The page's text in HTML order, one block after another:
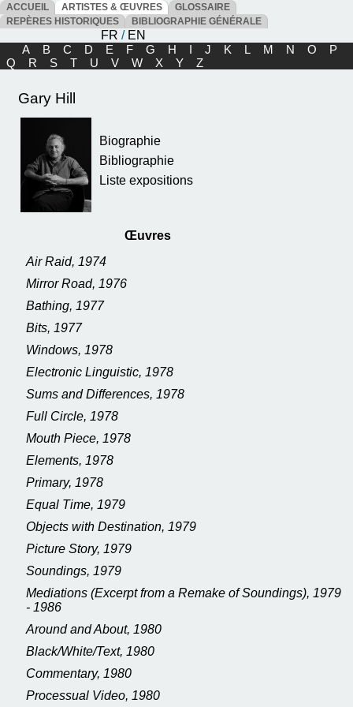
ACCUEIL ARTISTES & ŒUVRES
GLOSSAIRE
REPÈRES HISTORIQUES
BIBLIOGRAPHIE GÉNÉRALE
FR / EN
A
B C D E F G H I J K L M N O
P
Q
R S T U V W X Y Z